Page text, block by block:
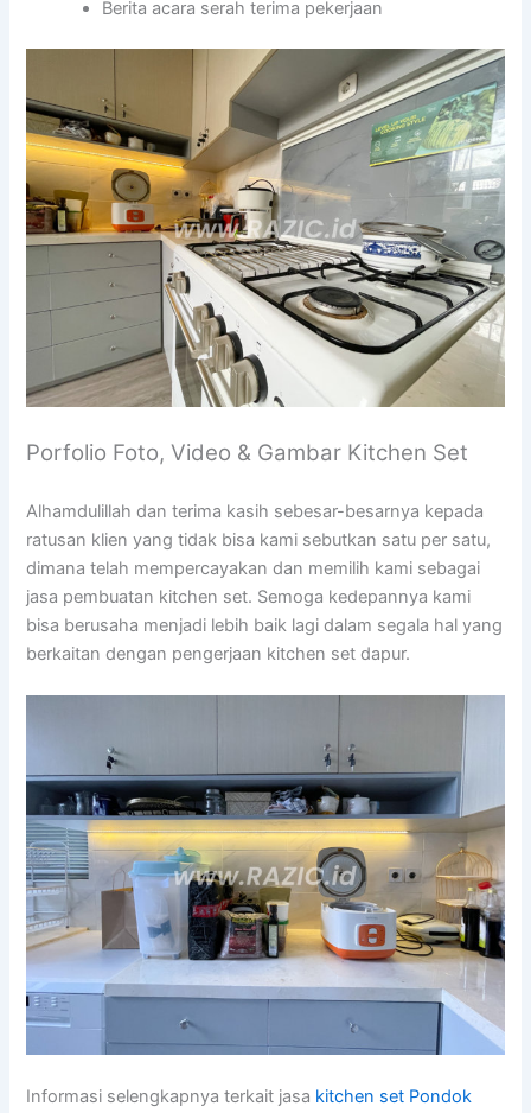
Berita acara serah terima pekerjaan
Porfolio Foto, Video & Gambar Kitchen Set
Alhamdulillah dan terima kasih sebesar-besarnya kepada
ratusan klien yang tidak bisa kami sebutkan satu per satu,
dimana telah mempercayakan dan memilih kami sebagai
jasa pembuatan kitchen set. Semoga kedepannya kami
bisa berusaha menjadi lebih baik lagi dalam segala hal yang
berkaitan dengan pengerjaan kitchen set dapur.
Informasi selengkapnya terkait jasa kitchen set Pondok